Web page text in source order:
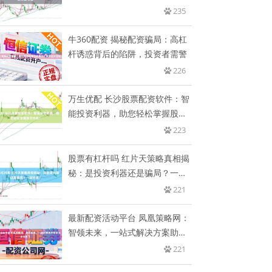
235
牛360配资 揭秘配资骗局：高杠
杆诱惑背后的陷阱，投资者需警
226
万生优配 长沙股票配资软件：智
能投资利器，助您轻松掌握股市
223
股票有杠杆吗 红片天策略真相揭
秘：是投资利器还是骗局？一探
221
最新配资活动平台 凤凰策略网：
智领未来，一站式解决方案助力
221